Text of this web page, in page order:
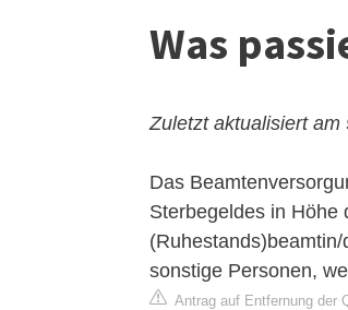
Was
Zuletzt aktualisiert am
Das
Sterbegeldes in Höhe
sonstige Personen,
Antrag auf Entfernung der